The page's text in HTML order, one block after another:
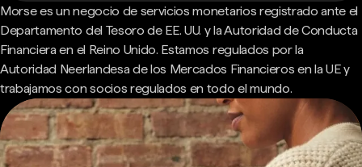
Morse es un negocio de servicios monetarios registrado ante el
Departamento del Tesoro de EE. UU. y la Autoridad de Conducta
Financiera en el Reino Unido. Estamos regulados por la
Autoridad Neerlandesa de los Mercados Financieros en la UE y
trabajamos con socios regulados en todo el mundo.